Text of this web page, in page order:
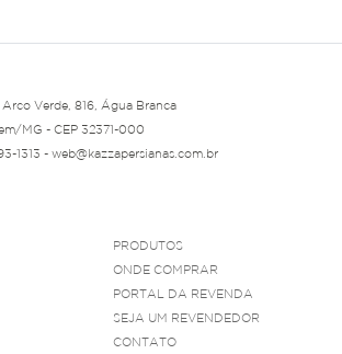
Arco Verde, 816, Água Branca
MG - CEP 32371-000
1313 - web@kazzapersianas.com.br
PRODUTOS
ONDE COMPRAR
PORTAL DA REVENDA
SEJA UM REVENDEDOR
CONTATO